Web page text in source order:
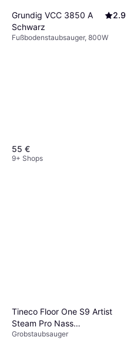
Grundig VCC 3850 A
Schwarz
2.9
Fußbodenstaubsauger, 800W
55 €
9+ Shops
Tineco Floor One S9 Artist
Steam Pro Nass
Trockensauger
Grobstaubsauger